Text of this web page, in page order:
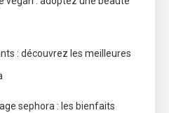
: découvrez les meilleures
sephora : les bienfaits